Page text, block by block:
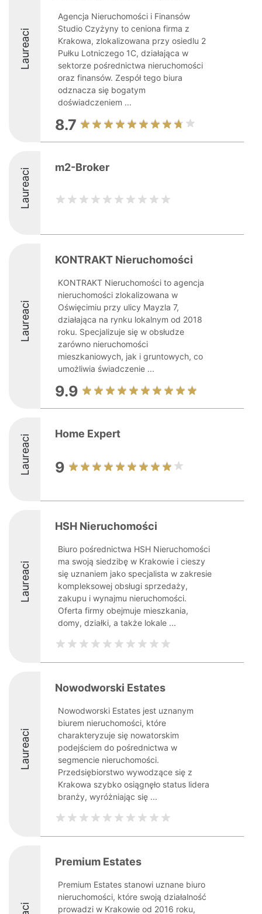
Laureaci
Agencja Nieruchomości i Finansów
Studio Czyżyny to ceniona firma z
Krakowa, zlokalizowana przy osiedlu 2
Pułku Lotniczego 1C, działająca w
sektorze pośrednictwa nieruchomości
oraz finansów. Zespół tego biura
odznacza się bogatym
doświadczeniem ...
8.7
Laureaci m2-Broker
Laureaci
KONTRAKT Nieruchomości
KONTRAKT Nieruchomości to agencja
nieruchomości zlokalizowana w
Oświęcimiu przy ulicy Mayzla 7,
działająca na rynku lokalnym od 2018
roku. Specjalizuje się w obsłudze
zarówno nieruchomości
mieszkaniowych, jak i gruntowych, co
umożliwia świadczenie ...
9.9
Laureaci Home Expert
9
Laureaci
HSH Nieruchomości
Biuro pośrednictwa HSH Nieruchomości
ma swoją siedzibę w Krakowie i cieszy
się uznaniem jako specjalista w zakresie
kompleksowej obsługi sprzedaży,
zakupu i wynajmu nieruchomości.
Oferta firmy obejmuje mieszkania,
domy, działki, a także lokale ...
Laureaci
Nowodworski Estates
Nowodworski Estates jest uznanym
biurem nieruchomości, które
charakteryzuje się nowatorskim
podejściem do pośrednictwa w
segmencie nieruchomości.
Przedsiębiorstwo wywodzące się z
Krakowa szybko osiągnęło status lidera
branży, wyróżniając się ...
Premium Estates
Premium Estates stanowi uznane biuro
nieruchomości, które swoją działalność
prowadzi w Krakowie od 2016 roku,